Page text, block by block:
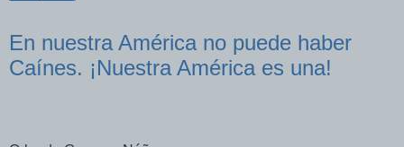
En nuestra América no puede haber
Caínes. ¡Nuestra América es una!